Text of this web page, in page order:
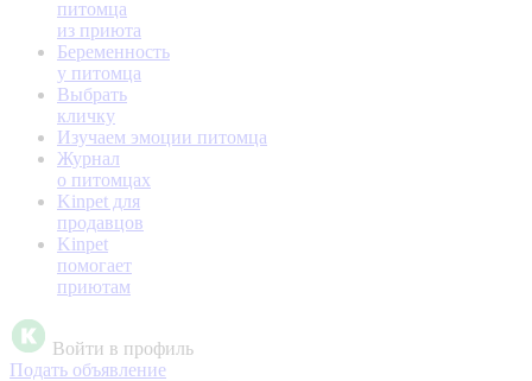
питомца
из приюта
Беременность
у питомца
Выбрать
кличку
Изучаем эмоции питомца
Журнал
о питомцах
Kinpet для
продавцов
Kinpet
помогает
приютам
Войти в профиль
Подать объявление